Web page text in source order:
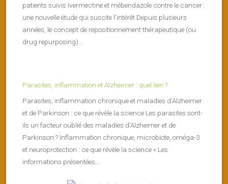
patients suivis Ivermectine et mébendazole contre le cancer :
une nouvelle étude qui suscite l’intérêt Depuis plusieurs
années, le concept de repositionnement thérapeutique (ou
drug repurposing)...
Parasites, inflammation et Alzheimer : quel lien ?
Parasites, inflammation chronique et maladies d’Alzheimer
et de Parkinson : ce que révèle la science Les parasites sont-
ils un facteur oublié des maladies d’Alzheimer et de
Parkinson ? Inflammation chronique, microbiote, oméga-3
et neuroprotection : ce que révèle la science « Les
informations présentées...